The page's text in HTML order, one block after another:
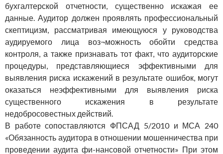
бухгалтерской отчетности, существенно искажая ее
данные. Аудитор должен проявлять профессиональный
скептицизм, рассматривая имеющуюся у руководства
аудируемого лица воз¬можность обойти средства
контроля, а также признавать тот факт, что аудиторские
процедуры, представляющиеся эффективными для
выявления риска искажений в результате ошибок, могут
оказаться неэффективными для выявления риска
существенного искажения в результате
недобросовестных действий.
В работе сопоставляются ФПСАД 5/2010 и МСА 240
«Обязанность аудитора в отношении мошенничества при
проведении аудита фи-нансовой отчетности» При этом